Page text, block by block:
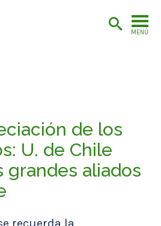
MENÚ
de los
U. de Chile
grandes aliados